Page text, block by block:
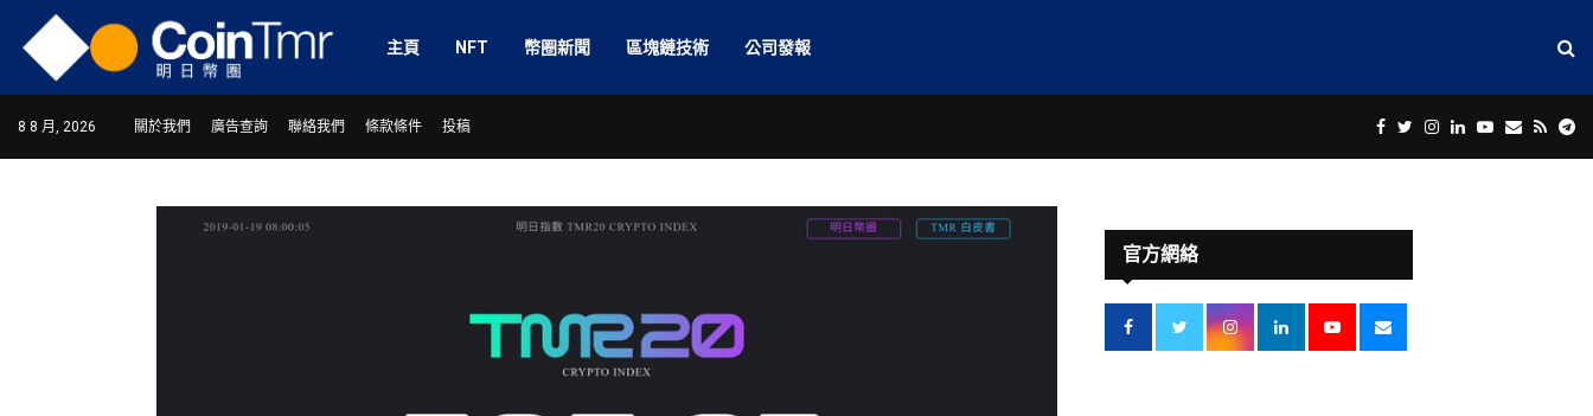
主頁 NFT 幣圈新聞 區塊鏈技術 公司發報
8 8 月, 2026 關於我們 廣告查詢 聯絡我們 條款條件 投稿 Facebook
Twitter
Instagram
LinkedinYoutube
Email
Rss
官方網絡